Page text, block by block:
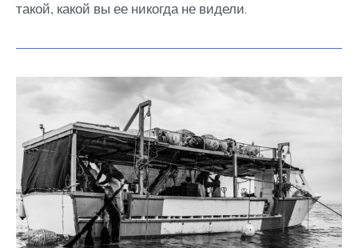
такой, какой вы ее никогда не видели.